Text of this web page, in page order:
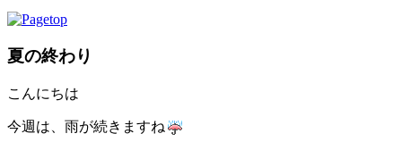
夏の終わり
こんにちは
今週は、雨が続きますね